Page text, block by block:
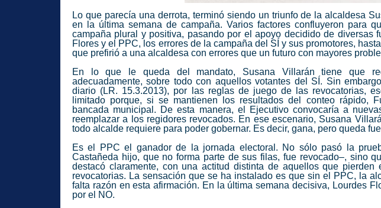
Lo que parecía una derrota, terminó siendo un triunfo de la alcaldesa
en la última semana de campaña. Varios factores confluyeron para
campaña plural y positiva, pasando por el apoyo decidido de diversas
Flores y el PPC, los errores de la campaña del SÍ y sus promotores,
que prefirió a una alcaldesa con errores que un futuro con mayores
En lo que le queda del mandato, Susana Villarán tiene que
adecuadamente, sobre todo con aquellos votantes del SÍ. Sin
diario (LR. 15.3.2013), por las reglas de juego de las revocatorias,
limitado porque, si se mantienen los resultados del conteo rápido,
bancada municipal. De esta manera, el Ejecutivo convocaría a
reemplazar a los regidores revocados. En ese escenario, Susana
todo alcalde requiere para poder gobernar. Es decir, gana, pero queda
Es el PPC el ganador de la jornada electoral. No sólo pasó la
Castañeda hijo, que no forma parte de sus filas, fue revocado–, sino
destacó claramente, con una actitud distinta de aquellos que
revocatorias. La sensación que se ha instalado es que sin el PPC, la
falta razón en esta afirmación. En la última semana decisiva, Lourdes
por el NO.